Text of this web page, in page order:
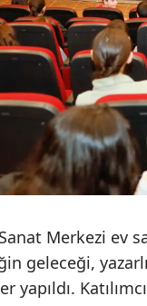
Sanat Merkezi
geleceği,
yapıldı.